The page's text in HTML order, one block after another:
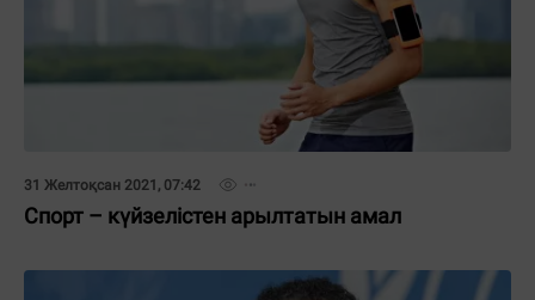
31 Желтоқсан 2021, 07:42
Спорт – күйзелістен арылтатын амал